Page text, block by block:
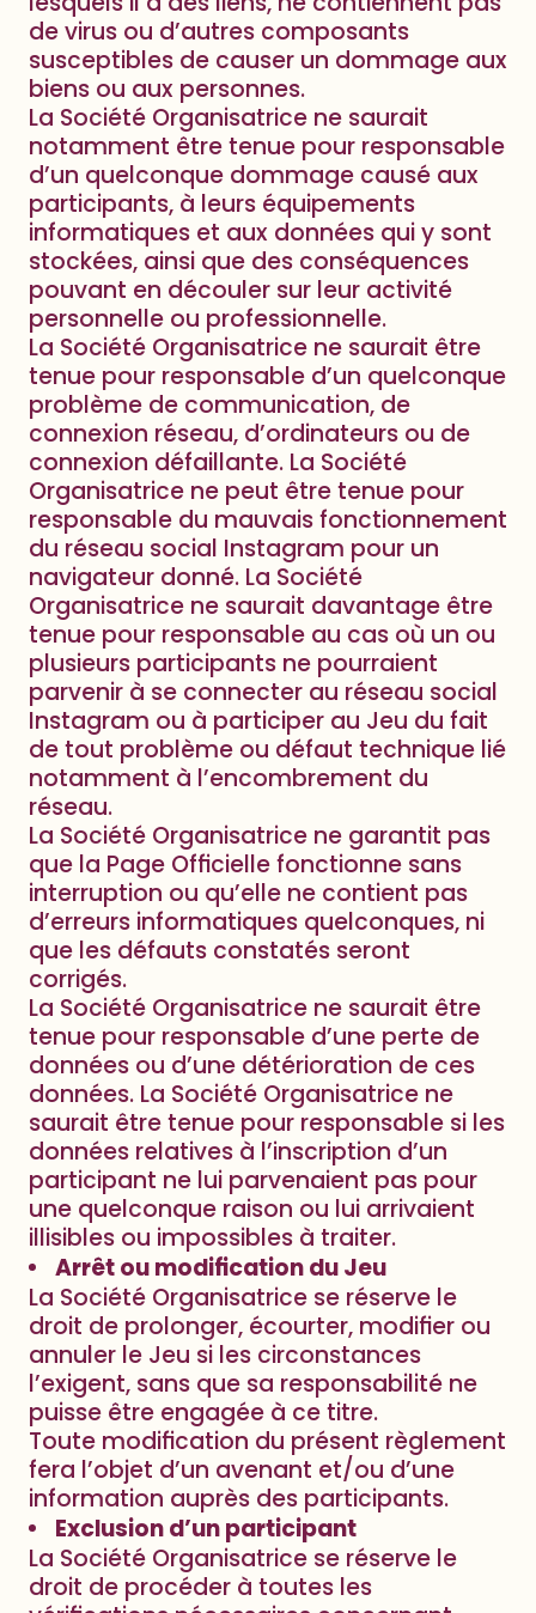
de virus ou d’autres composants
susceptibles de causer un dommage aux
biens ou aux personnes.
La Société Organisatrice ne saurait
notamment être tenue pour responsable
d’un quelconque dommage causé aux
participants, à leurs équipements
informatiques et aux données qui y sont
stockées, ainsi que des conséquences
pouvant en découler sur leur activité
personnelle ou professionnelle.
La Société Organisatrice ne saurait être
tenue pour responsable d’un quelconque
problème de communication, de
connexion réseau, d’ordinateurs ou de
connexion défaillante. La Société
Organisatrice ne peut être tenue pour
responsable du mauvais fonctionnement
du réseau social Instagram pour un
navigateur donné. La Société
Organisatrice ne saurait davantage être
tenue pour responsable au cas où un ou
plusieurs participants ne pourraient
parvenir à se connecter au réseau social
Instagram ou à participer au Jeu du fait
de tout problème ou défaut technique lié
notamment à l’encombrement du
réseau.
La Société Organisatrice ne garantit pas
que la Page Officielle fonctionne sans
interruption ou qu’elle ne contient pas
d’erreurs informatiques quelconques, ni
que les défauts constatés seront
corrigés.
La Société Organisatrice ne saurait être
tenue pour responsable d’une perte de
données ou d’une détérioration de ces
données. La Société Organisatrice ne
saurait être tenue pour responsable si les
données relatives à l’inscription d’un
participant ne lui parvenaient pas pour
une quelconque raison ou lui arrivaient
illisibles ou impossibles à traiter.
Arrêt ou modification du Jeu
La Société Organisatrice se réserve le
droit de prolonger, écourter, modifier ou
annuler le Jeu si les circonstances
l’exigent, sans que sa responsabilité ne
puisse être engagée à ce titre.
Toute modification du présent règlement
fera l’objet d’un avenant et/ou d’une
information auprès des participants.
Exclusion d’un participant
La Société Organisatrice se réserve le
droit de procéder à toutes les